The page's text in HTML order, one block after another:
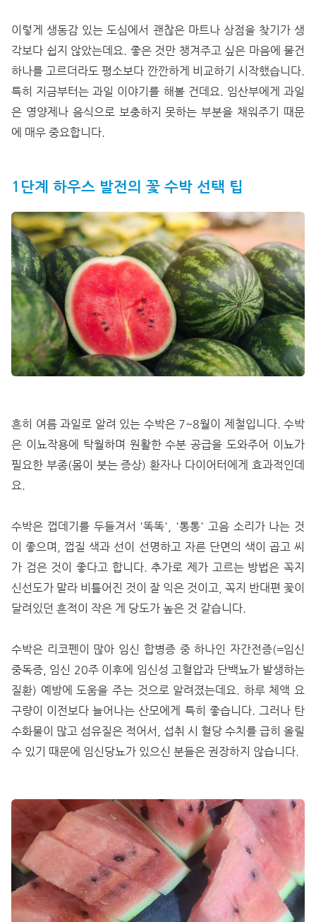
이렇게 생동감 있는 도심에서 괜찮은 마트나 상점을 찾기가 생
각보다 쉽지 않았는데요. 좋은 것만 챙겨주고 싶은 마음에 물건
하나를 고르더라도 평소보다 깐깐하게 비교하기 시작했습니다.
특히 지금부터는 과일 이야기를 해볼 건데요. 임산부에게 과일
은 영양제나 음식으로 보충하지 못하는 부분을 채워주기 때문
에 매우 중요합니다.
1단계 하우스 발전의 꽃 수박 선택 팁
흔히 여름 과일로 알려 있는 수박은 7~8월이 제철입니다. 수박
은 이뇨작용에 탁월하며 원활한 수분 공급을 도와주어 이뇨가
필요한 부종(몸이 붓는 증상) 환자나 다이어터에게 효과적인데
요.
수박은 껍데기를 두들겨서 '똑똑', '통통' 고음 소리가 나는 것
이 좋으며, 껍질 색과 선이 선명하고 자른 단면의 색이 곱고 씨
가 검은 것이 좋다고 합니다. 추가로 제가 고르는 방법은 꼭지
신선도가 말라 비틀어진 것이 잘 익은 것이고, 꼭지 반대편 꽃이
달려있던 흔적이 작은 게 당도가 높은 것 같습니다.
수박은 리코펜이 많아 임신 합병증 중 하나인 자간전증(=임신
중독증, 임신 20주 이후에 임신성 고혈압과 단백뇨가 발생하는
질환) 예방에 도움을 주는 것으로 알려졌는데요. 하루 체액 요
구량이 이전보다 늘어나는 산모에게 특히 좋습니다. 그러나 탄
수화물이 많고 섬유질은 적어서, 섭취 시 혈당 수치를 급히 올릴
수 있기 때문에 임신당뇨가 있으신 분들은 권장하지 않습니다.